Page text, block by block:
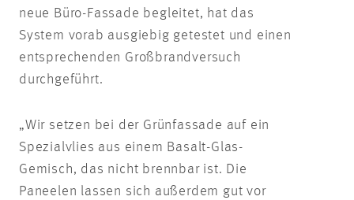
neue Büro-Fassade begleitet, hat das
System vorab ausgiebig getestet und einen
entsprechenden Großbrandversuch
durchgeführt.
„Wir setzen bei der Grünfassade auf ein
Spezialvlies aus einem Basalt-Glas-
Gemisch, das nicht brennbar ist. Die
Paneelen lassen sich außerdem gut vor